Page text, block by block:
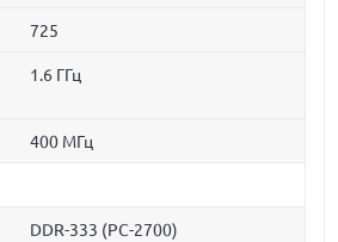
725
1.6 ГГц
400 МГц
DDR-333 (PC-2700)